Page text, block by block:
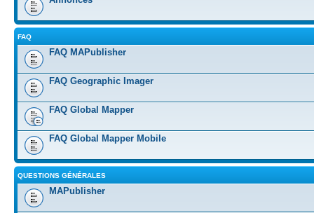
FAQ
FAQ MAPublisher
FAQ Geographic Imager
FAQ Global Mapper
FAQ Global Mapper Mobile
QUESTIONS GÉNÉRALES
MAPublisher